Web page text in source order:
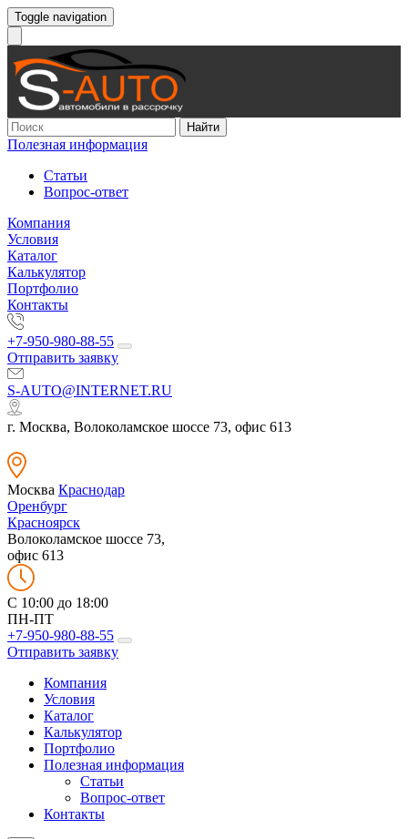
Toggle navigation
Найти
Полезная информация
Статьи
Вопрос-ответ
Компания
Условия
Каталог
Калькулятор
Портфолио
Контакты
+7-950-980-88-55
Отправить заявку
S-AUTO@INTERNET.RU
г. Москва, Волоколамское шоссе 73, офис 613
Москва Краснодар
Оренбург
Красноярск
Волоколамское шоссе 73,
офис 613
C 10:00 до 18:00
ПН-ПТ
+7-950-980-88-55
Отправить заявку
Компания
Условия
Каталог
Калькулятор
Портфолио
Полезная информация
Статьи
Вопрос-ответ
Контакты